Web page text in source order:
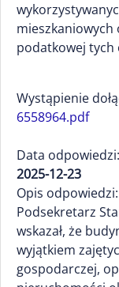
podatkowej tych
Wystąpienie
6558964.pdf
Data odpowiedzi:
2025-12-23
Opis odpowiedzi:
Podsekretarz
wskazał, że
wyjątkiem
gospodarczej,